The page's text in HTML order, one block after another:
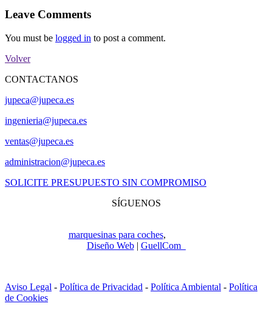
Leave Comments
You must be logged in to post a comment.
Volver
CONTACTANOS
jupeca@jupeca.es
ingenieria@jupeca.es
ventas@jupeca.es
administracion@jupeca.es
SOLICITE PRESUPUESTO SIN COMPROMISO
SÍGUENOS
marquesinas para coches,
Diseño Web| GuellCom_
Aviso Legal - Política de Privacidad - Política Ambiental - Política
de Cookies